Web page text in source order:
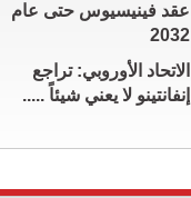
عقد فينيسيوس حتى عام
2032
الاتحاد الأوروبي: تراجع
إنفانتينو لا يعني شيئاً .....